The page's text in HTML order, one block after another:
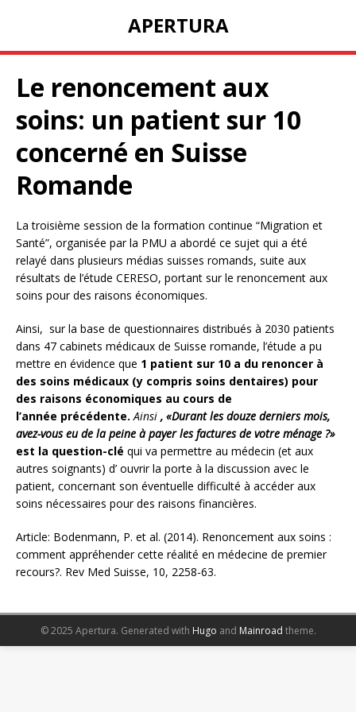
APERTURA
Le renoncement aux
soins: un patient sur 10
concerné en Suisse
Romande
La troisième session de la formation continue “Migration et
Santé”, organisée par la PMU a abordé ce sujet qui a été
relayé dans plusieurs médias suisses romands, suite aux
résultats de l’étude CERESO, portant sur le renoncement aux
soins pour des raisons économiques.
Ainsi, sur la base de questionnaires distribués à 2030 patients
dans 47 cabinets médicaux de Suisse romande, l’étude a pu
mettre en évidence que 1 patient sur 10 a du renoncer à
des soins médicaux (y compris soins dentaires) pour
des raisons économiques au cours de
l’année précédente. Ainsi , «Durant les douze derniers mois,
avez-vous eu de la peine à payer les factures de votre ménage ?»
est la question-clé qui va permettre au médecin (et aux
autres soignants) d’ ouvrir la porte à la discussion avec le
patient, concernant son éventuelle difficulté à accéder aux
soins nécessaires pour des raisons financières.
Article: Bodenmann, P. et al. (2014). Renoncement aux soins :
comment appréhender cette réalité en médecine de premier
recours?. Rev Med Suisse, 10, 2258-63.
© 2025 Apertura. Generated with Hugo and Mainroad theme.